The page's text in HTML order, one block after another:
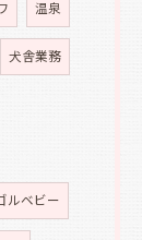
温泉
犬舎業務
ルベビー